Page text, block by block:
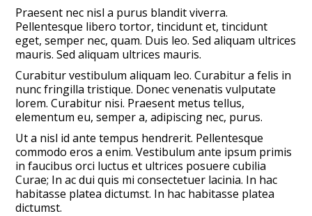
Praesent nec nisl a purus blandit viverra.
Pellentesque libero tortor, tincidunt et, tincidunt
eget, semper nec, quam. Duis leo. Sed aliquam ultrices
mauris. Sed aliquam ultrices mauris.
Curabitur vestibulum aliquam leo. Curabitur a felis in
nunc fringilla tristique. Donec venenatis vulputate
lorem. Curabitur nisi. Praesent metus tellus,
elementum eu, semper a, adipiscing nec, purus.
Ut a nisl id ante tempus hendrerit. Pellentesque
commodo eros a enim. Vestibulum ante ipsum primis
in faucibus orci luctus et ultrices posuere cubilia
Curae; In ac dui quis mi consectetuer lacinia. In hac
habitasse platea dictumst. In hac habitasse platea
dictumst.